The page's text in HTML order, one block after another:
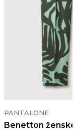
PANTALONE
Benetton